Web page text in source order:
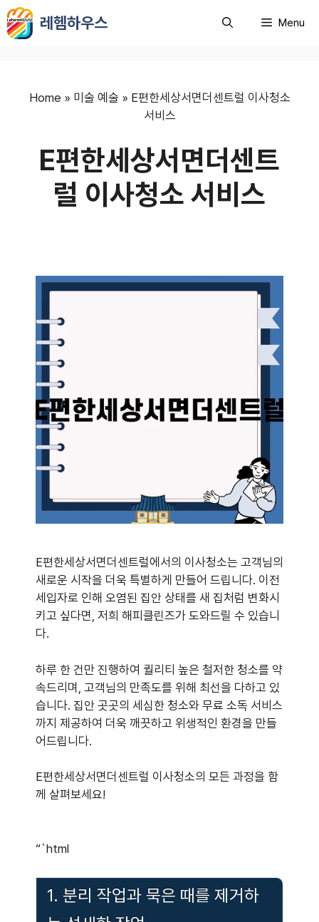
컨
텐
레헴하우스 Menu
Home » 미술 예술 » E편한세상서면더센트럴 이사청소
서비스
E편한세상서면더센트
럴 이사청소 서비스
E편한세상서면더센트럴에서의 이사청소는 고객님의
새로운 시작을 더욱 특별하게 만들어 드립니다. 이전
세입자로 인해 오염된 집안 상태를 새 집처럼 변화시
키고 싶다면, 저희 해피클린즈가 도와드릴 수 있습니
다.
하루 한 건만 진행하여 퀄리티 높은 철저한 청소를 약
속드리며, 고객님의 만족도를 위해 최선을 다하고 있
습니다. 집안 곳곳의 세심한 청소와 무료 소독 서비스
까지 제공하여 더욱 깨끗하고 위생적인 환경을 만들
어드립니다.
E편한세상서면더센트럴 이사청소의 모든 과정을 함
께 살펴보세요!
“`html
1. 분리 작업과 묵은 때를 제거하